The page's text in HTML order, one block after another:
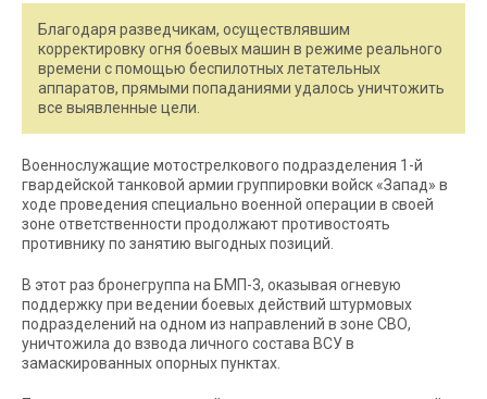
Благодаря разведчикам, осуществлявшим
корректировку огня боевых машин в режиме реального
времени с помощью беспилотных летательных
аппаратов, прямыми попаданиями удалось уничтожить
все выявленные цели.
Военнослужащие мотострелкового подразделения 1-й
гвардейской танковой армии группировки войск «Запад» в
ходе проведения специально военной операции в своей
зоне ответственности продолжают противостоять
противнику по занятию выгодных позиций.
В этот раз бронегруппа на БМП-3, оказывая огневую
поддержку при ведении боевых действий штурмовых
подразделений на одном из направлений в зоне СВО,
уничтожила до взвода личного состава ВСУ в
замаскированных опорных пунктах.